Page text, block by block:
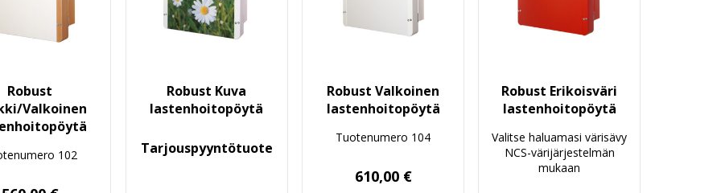
Robust
Valkoinen
102
Robust Kuva
lastenhoitopöytä
Tarjouspyyntötuote
Robust Valkoinen
lastenhoitopöytä
Tuotenumero 104
610,00 €
Robust Erikoisväri
lastenhoitopöytä
Valitse haluamasi värisävy
NCS-värijärjestelmän
mukaan